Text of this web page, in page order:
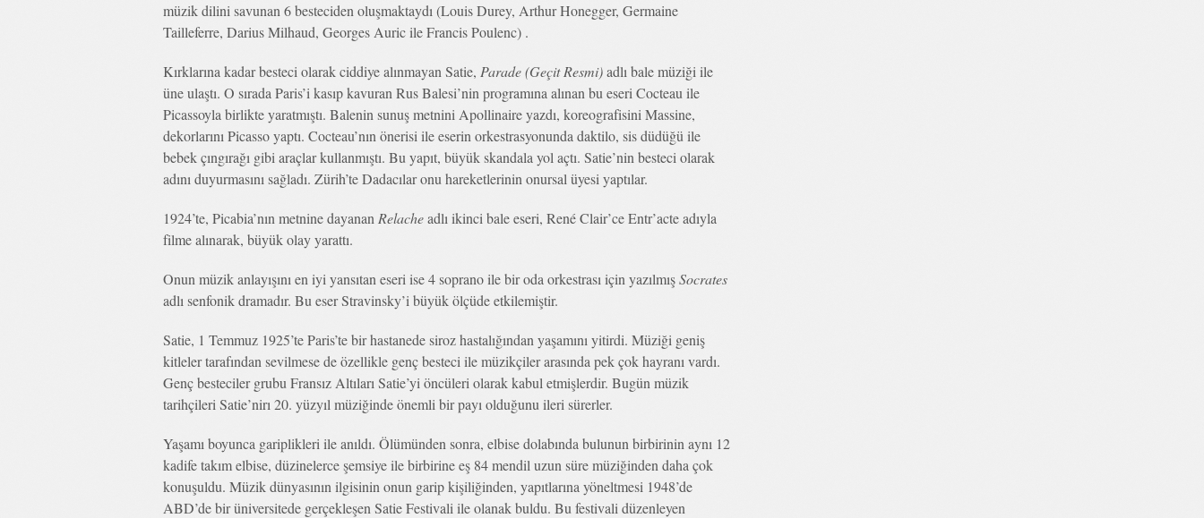
müzik dilini savunan 6 besteciden oluşmaktaydı (Louis Durey, Arthur Honegger, Germaine
Tailleferre, Darius Milhaud, Georges Auric ile Francis Poulenc) .
Kırklarına kadar besteci olarak ciddiye alınmayan Satie, Parade (Geçit Resmi)adlı bale müziği ile
üne ulaştı. O sırada Paris’i kasıp kavuran Rus Balesi’nin programına alınan bu eseri Cocteau ile
Picassoyla birlikte yaratmıştı. Balenin sunuş metnini Apollinaire yazdı, koreografisini Massine,
dekorlarını Picasso yaptı. Cocteau’nın önerisi ile eserin orkestrasyonunda daktilo, sis düdüğü ile
bebek çıngırağı gibi araçlar kullanmıştı. Bu yapıt, büyük skandala yol açtı. Satie’nin besteci olarak
adını duyurmasını sağladı. Zürih’te Dadacılar onu hareketlerinin onursal üyesi yaptılar.
1924’te, Picabia’nın metnine dayanan Relacheadlı ikinci bale eseri, René Clair’ce Entr’acte adıyla
filme alınarak, büyük olay yarattı.
Onun müzik anlayışını en iyi yansıtan eseri ise 4 soprano ile bir oda orkestrası için yazılmışSocrates
adlı senfonik dramadır. Bu eser Stravinsky’i büyük ölçüde etkilemiştir.
Satie, 1 Temmuz 1925’te Paris’te bir hastanede siroz hastalığından yaşamını yitirdi. Müziği geniş
kitleler tarafından sevilmese de özellikle genç besteci ile müzikçiler arasında pek çok hayranı vardı.
Genç besteciler grubu Fransız Altıları Satie’yi öncüleri olarak kabul etmişlerdir. Bugün müzik
tarihçileri Satie’nirı 20. yüzyıl müziğinde önemli bir payı olduğunu ileri sürerler.
Yaşamı boyunca gariplikleri ile anıldı. Ölümünden sonra, elbise dolabında bulunun birbirinin aynı 12
kadife takım elbise, düzinelerce şemsiye ile birbirine eş 84 mendil uzun süre müziğinden daha çok
konuşuldu. Müzik dünyasının ilgisinin onun garip kişiliğinden, yapıtlarına yöneltmesi 1948’de
ABD’de bir üniversitede gerçekleşen Satie Festivali ile olanak buldu. Bu festivali düzenleyen